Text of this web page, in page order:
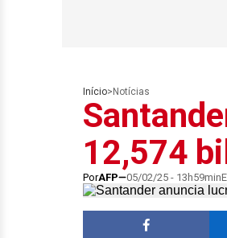
Início> Notícias
12,574
PorAFP 05/02/25 - 13h59min